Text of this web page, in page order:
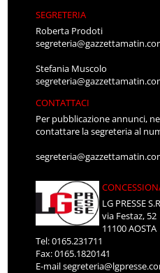
SEGRETERIA
Roberta Prodoti
Stefania Muscolo
CONTATTACI
Per pubblicazione annunci,
contattare la segreteria al
LG PRESSE
via Festaz, 52
11100 AOSTA
Tel: 0165.231711
Fax: 0165.1820141
E-mail